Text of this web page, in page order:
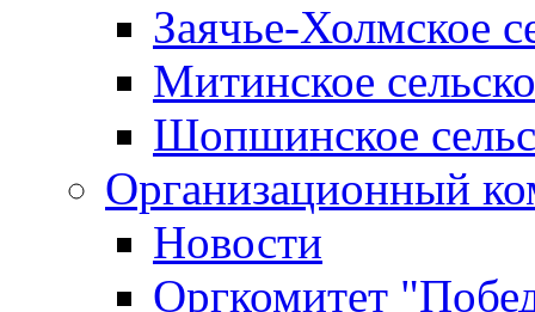
Заячье-Холмское
Митинское
Шопшинское
Организационный
Новости
Оргкомитет